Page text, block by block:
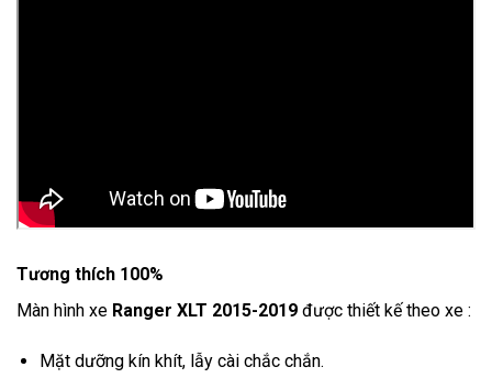
Tương thích 100%
Màn hình xe Ranger XLT 2015-2019 được thiết kế theo xe :
Mặt dưỡng kín khít, lẫy cài chắc chắn.